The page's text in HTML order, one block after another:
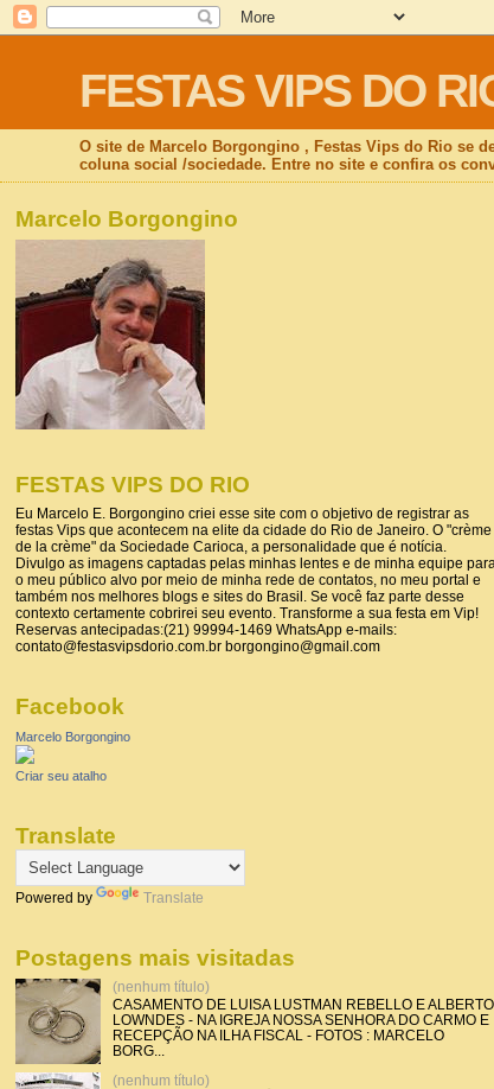
FESTAS VIPS DO
O site de Marcelo Borgongino , Festas Vips do Rio se
coluna social /sociedade. Entre no site e confira os
Marcelo Borgongino
FESTAS VIPS DO RIO
Eu Marcelo E. Borgongino criei esse site com o objetivo de registrar as
festas Vips que acontecem na elite da cidade do Rio de Janeiro. O "crème
de la crème" da Sociedade Carioca, a personalidade que é notícia.
Divulgo as imagens captadas pelas minhas lentes e de minha equipe
o meu público alvo por meio de minha rede de contatos, no meu portal e
também nos melhores blogs e sites do Brasil. Se você faz parte desse
contexto certamente cobrirei seu evento. Transforme a sua festa em Vip!
Reservas antecipadas:(21) 99994-1469 WhatsApp e-mails:
contato@festasvipsdorio.com.br borgongino@gmail.com
Facebook
Marcelo Borgongino
Criar seu atalho
Translate
Powered by Translate
Postagens mais visitadas
(nenhum título)
CASAMENTO DE LUISA LUSTMAN REBELLO E ALBERTO
LOWNDES - NA IGREJA NOSSA SENHORA DO CARMO E
RECEPÇÃO NA ILHA FISCAL - FOTOS : MARCELO
BORG...
(nenhum título)